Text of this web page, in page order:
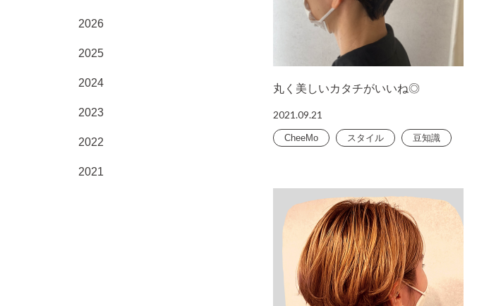
2026
2025
2024
2023
2022
2021
丸く美しいカタチがいいね◎
2021.09.21
CheeMo スタイル 豆知識